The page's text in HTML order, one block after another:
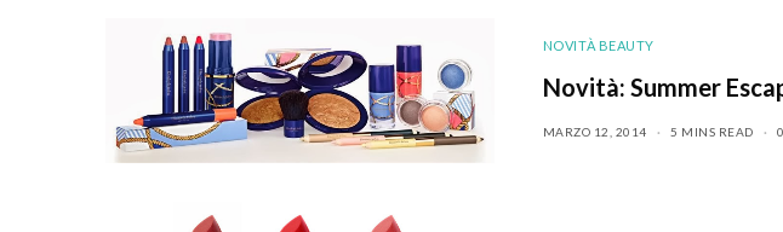
NOVITÀ BEAUTY
Novità: Summer
MARZO 12, 2014 5 MINS READ